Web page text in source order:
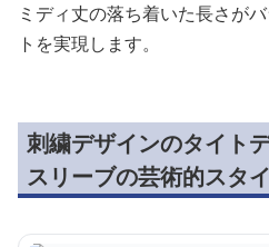
ミディ丈の落ち着いた長さが
トを実現します。
刺繍デザインのタイト
スリーブの芸術的スタ